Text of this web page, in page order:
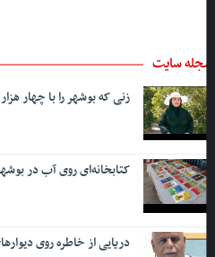
سایت
زنی که بوشهر را با چهار
کتابخانه‌ای روی آب در بوشهر
دریایی از خاطره روی